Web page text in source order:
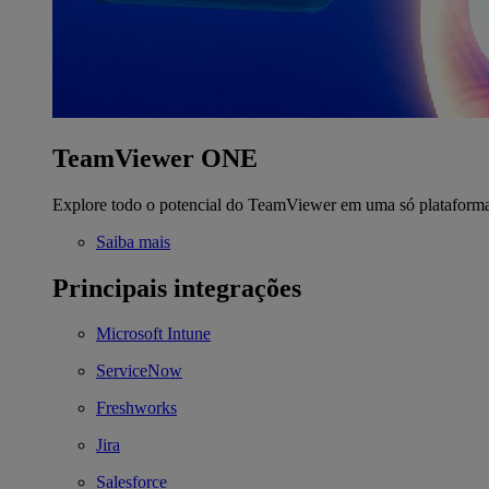
TeamViewer ONE
Explore todo o potencial do TeamViewer em uma só
Saiba mais
Principais integrações
Microsoft Intune
ServiceNow
Freshworks
Jira
Salesforce